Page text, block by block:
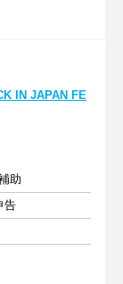
IN JAPAN FE
助
告